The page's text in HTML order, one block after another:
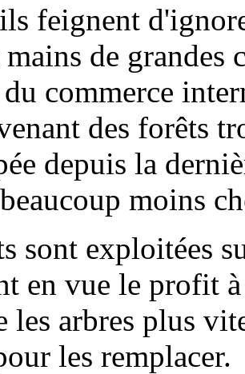
feignent
de grandes
du commerce
des forêts
depuis la
moins
sont exploitées
en vue le profit
les arbres plus
les remplacer.